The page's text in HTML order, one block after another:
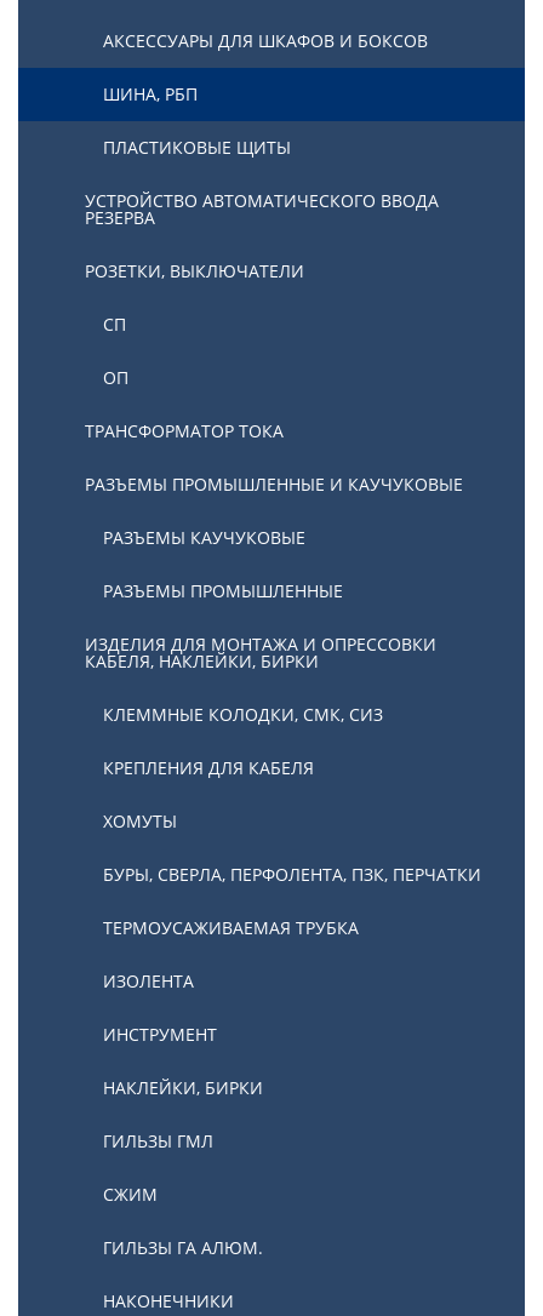
АКСЕССУАРЫ ДЛЯ ШКАФОВ И БОКСОВ
ШИНА, РБП
ПЛАСТИКОВЫЕ ЩИТЫ
УСТРОЙСТВО АВТОМАТИЧЕСКОГО ВВОДА
РЕЗЕРВА
РОЗЕТКИ, ВЫКЛЮЧАТЕЛИ
СП
ОП
ТРАНСФОРМАТОР ТОКА
РАЗЪЕМЫ ПРОМЫШЛЕННЫЕ И КАУЧУКОВЫЕ
РАЗЪЕМЫ КАУЧУКОВЫЕ
РАЗЪЕМЫ ПРОМЫШЛЕННЫЕ
ИЗДЕЛИЯ ДЛЯ МОНТАЖА И ОПРЕССОВКИ
КАБЕЛЯ, НАКЛЕЙКИ, БИРКИ
КЛЕММНЫЕ КОЛОДКИ, СМК, СИЗ
КРЕПЛЕНИЯ ДЛЯ КАБЕЛЯ
ХОМУТЫ
БУРЫ, СВЕРЛА, ПЕРФОЛЕНТА, ПЗК, ПЕРЧАТКИ
ТЕРМОУСАЖИВАЕМАЯ ТРУБКА
ИЗОЛЕНТА
ИНСТРУМЕНТ
НАКЛЕЙКИ, БИРКИ
ГИЛЬЗЫ ГМЛ
СЖИМ
ГИЛЬЗЫ ГА АЛЮМ.
НАКОНЕЧНИКИ